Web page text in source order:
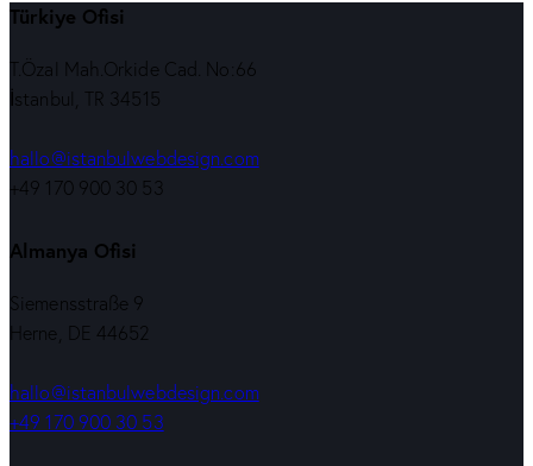
Türkiye Ofisi
T.Özal Mah.Orkide Cad. No:66
İstanbul, TR 34515
hallo@istanbulwebdesign.com
+49 170 900 30 53
Almanya Ofisi
Siemensstraße 9
Herne, DE 44652
hallo@istanbulwebdesign.com
+49 170 900 30 53